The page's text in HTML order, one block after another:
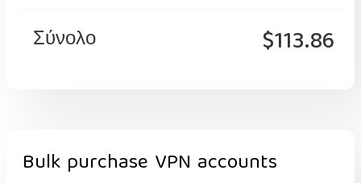
Σύνολο $113.86
Bulk purchase VPN accounts